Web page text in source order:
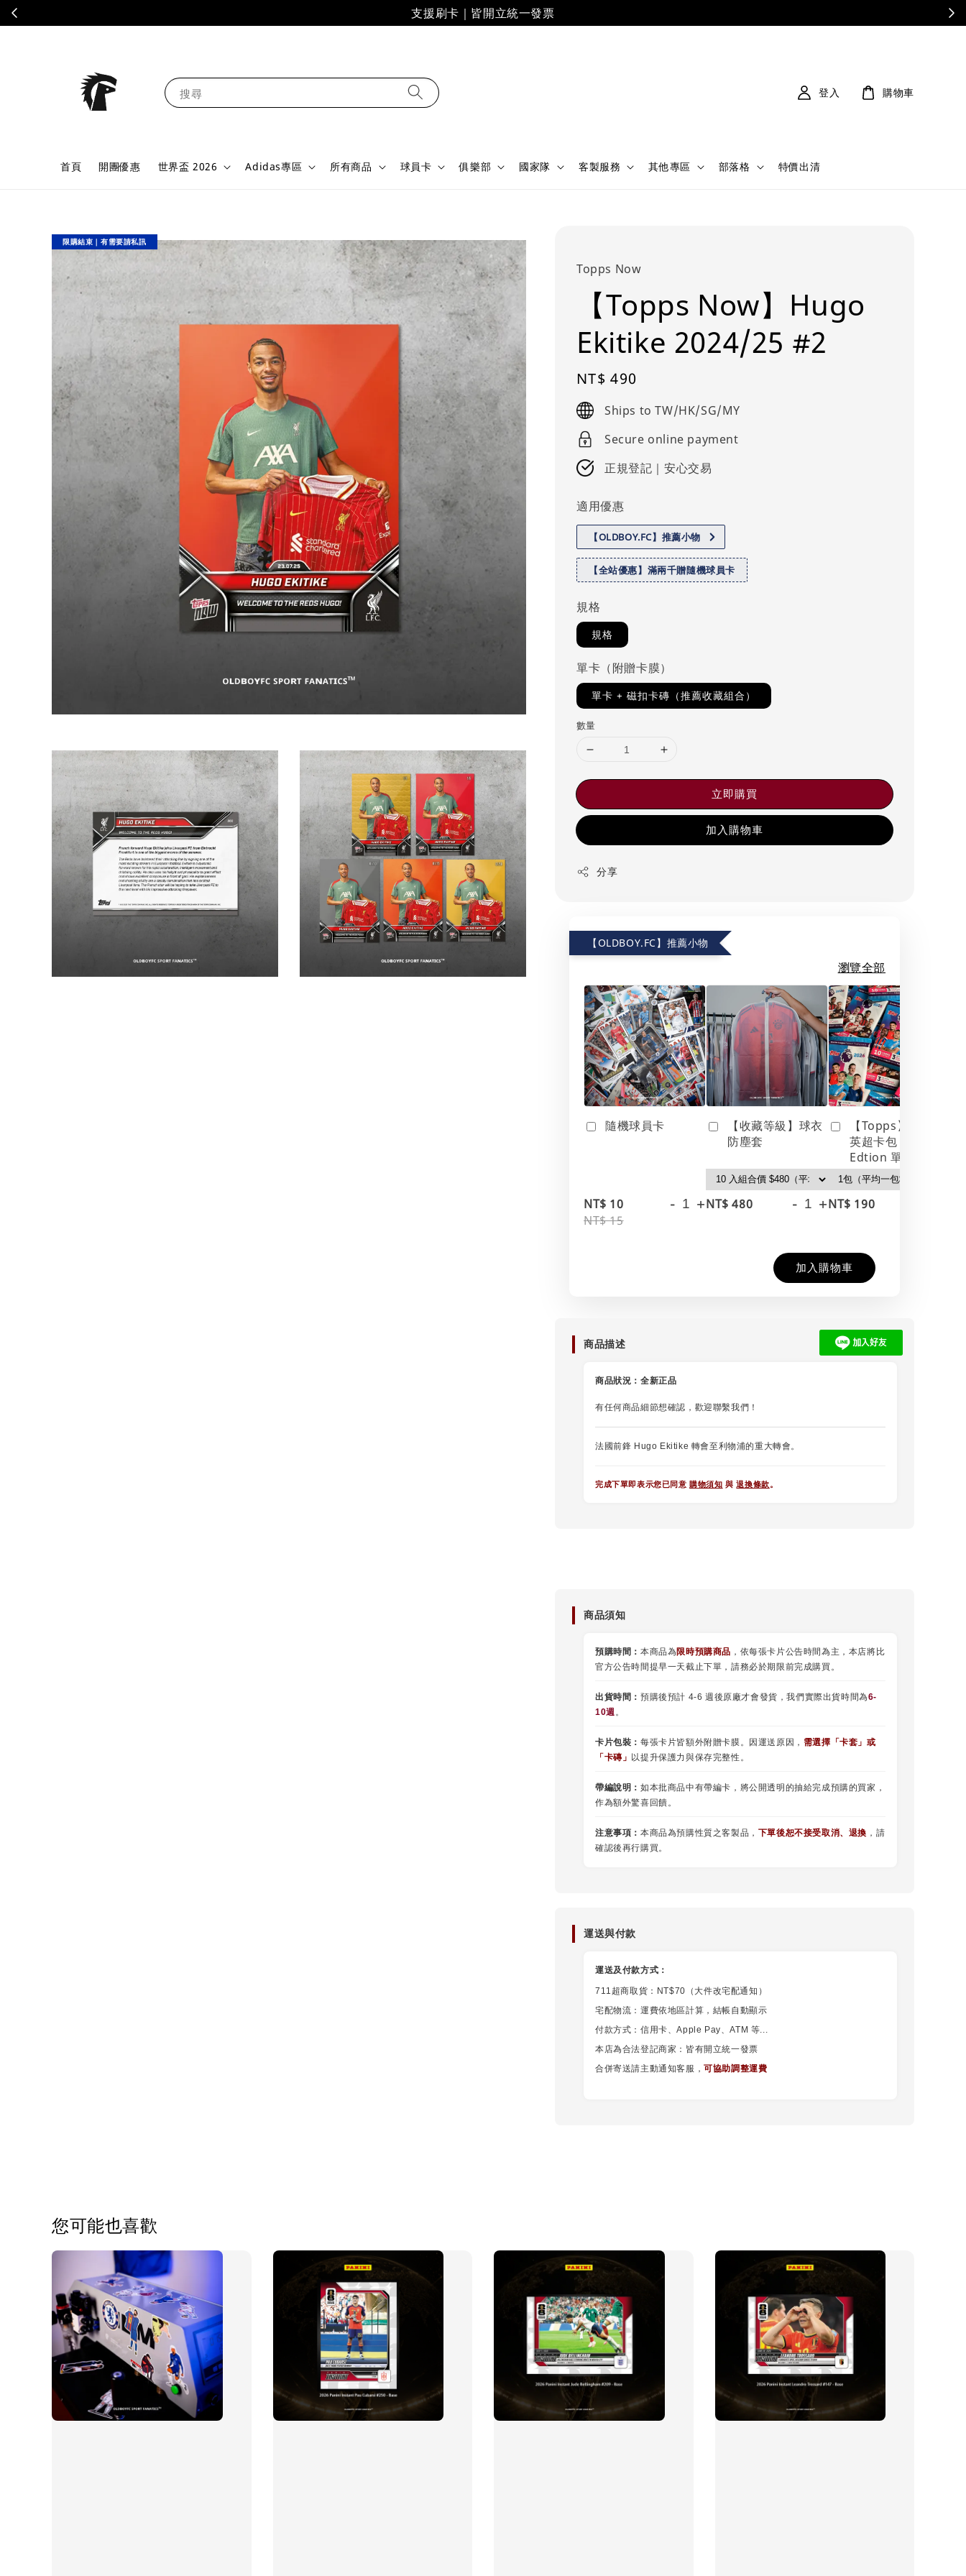
支援刷卡｜皆開立統一發票
搜尋
首頁 開團優惠 世界盃 2026 Adidas專區 所有商品 球員卡 俱樂部 國家隊 客製服務 其他專區 部落格 特價出清
登入 購物車
限購結束｜有需要請私訊
Topps Now
【Topps Now】Hugo
Ekitike 2024/25 #2
Regular
price
NT$ 490
Ships to TW/HK/SG/MY
Secure online payment
正規登記｜安心交易
適用優惠
【OLDBOY.FC】推薦小物
【全站優惠】滿兩千贈隨機球員卡
規格
規格
單卡（附贈卡膜）
單卡 + 磁扣卡磚（推薦收藏組合）
數量
立即購買
加入購物車
分享
【OLDBOY.FC】推薦小物
瀏覽全部
隨機球員卡
NT$ 10
NT$ 15
- +
【收藏等級】球衣
防塵套
NT$ 480 - +
【Topps】25/26
英超卡包 Debut
Edtion 單包
NT$ 190
加入購物車
商品描述
商品狀況： 全新正品
有任何商品細節想確認，歡迎聯繫我們！
法國前鋒 Hugo Ekitike 轉會至利物浦的重大轉會。
完成下單即表示您已同意 購物須知 與退換條款。
商品須知
預購時間： 本商品為限時預購商品 ，依每張卡片公告時間為主，本店將比
官方公告時間提早一天截止下單，請務必於期限前完成購買。
出貨時間： 預購後預計 4-6 週後原廠才會發貨，我們實際出貨時間為6-
10週。
卡片包裝： 每張卡片皆額外附贈卡膜。因運送原因， 需選擇 「卡套 」或
「卡磚」 以提升保護力與保存完整性。
帶編說明： 如本批商品中有帶編卡，將公開透明的抽給完成預購的買家，
作為額外驚喜回饋。
注意事項： 本商品為預購性質之客製品， 下單後恕不接受取消、退換 ，請
確認後再行購買。
運送與付款
運送及付款方式：
711超商取貨：NT$70（大件改宅配通知）
宅配物流：運費依地區計算，結帳自動顯示
付款方式：信用卡、Apple Pay、ATM 等...
本店為合法登記商家：皆有開立統一發票
合併寄送請主動通知客服，可協助調整運費
您可能也喜歡